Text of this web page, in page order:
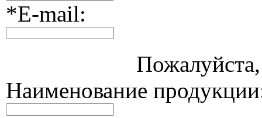
*E-mail:
Пожалуйста,
Наименование